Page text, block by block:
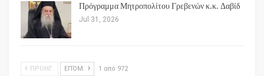
Πρόγραμμα Μητροπολίτου Γρεβενών κ.κ. Δαβίδ
Jul 31, 2026
ΠΡΟΗΓ. ΕΠΌΜ. 1 από 972